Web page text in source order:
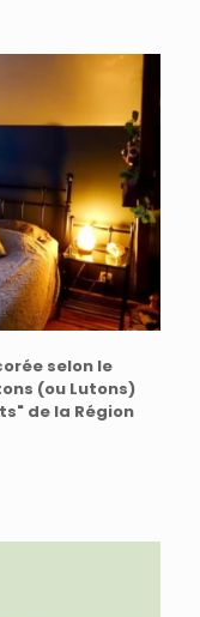
selon le
(ou Lutons)
de la Région